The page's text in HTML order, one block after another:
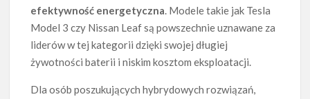
efektywność energetyczna. Modele takie jak Tesla
Model 3 czy Nissan Leaf są powszechnie uznawane za
liderów w tej kategorii dzięki swojej długiej
żywotności baterii i niskim kosztom eksploatacji.
Dla osób poszukujących hybrydowych rozwiązań,